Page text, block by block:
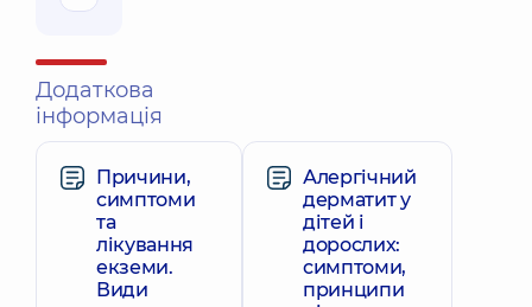
Додаткова
інформація
Причини,
симптоми
та
лікування
екземи.
Види
Алергічний
дерматит у
дітей і
дорослих:
симптоми,
принципи